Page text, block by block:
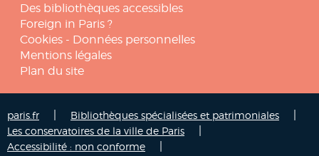
Des bibliothèques accessibles
Foreign in Paris ?
Cookies - Données personnelles
Mentions légales
Plan du site
paris.fr Bibliothèques spécialisées et patrimoniales
Les conservatoires de la ville de Paris
Accessibilité : non conforme